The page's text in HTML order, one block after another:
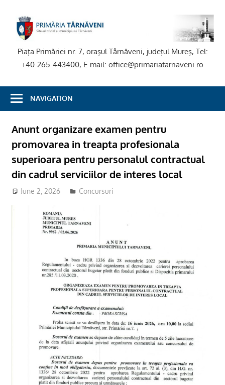
content
Piaţa Primăriei nr. 7, oraşul Târnăveni, judeţul Mureş, Tel:
+40-265-443400, E-mail: office@primariatarnaveni.ro
NAVIGATION
Anunt organizare examen pentru
promovarea in treapta profesionala
superioara pentru personalul contractual
din cadrul serviciilor de interes local
June 2, 2026 adm-mmm
Concursuri